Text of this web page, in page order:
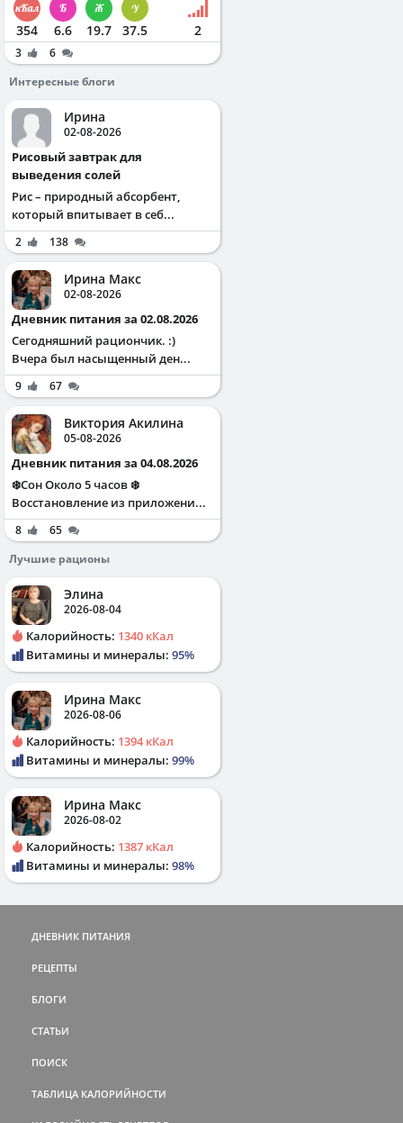
354 6.6 19.7 37.5 2
3
6
Интересные блоги
Ирина
02-08-2026
Рисовый завтрак для
выведения солей
Рис – природный абсорбент,
который впитывает в себ...
2 138
Ирина Макс
02-08-2026
Дневник питания за 02.08.2026
Сегодняшний рациончик. :)
Вчера был насыщенный ден...
9 67
Виктория Акилина
05-08-2026
Дневник питания за 04.08.2026
❄️Сон Около 5 часов ❄️
Восстановление из приложени...
8
65
Лучшие рационы
Элина
2026-08-04
Калорийность: 1340 кКал
Витамины и минералы: 95%
Ирина Макс
2026-08-06
Калорийность: 1394 кКал
Витамины и минералы: 99%
Ирина Макс
2026-08-02
Калорийность: 1387 кКал
Витамины и минералы: 98%
ДНЕВНИК ПИТАНИЯ
РЕЦЕПТЫ
БЛОГИ
СТАТЬИ
ПОИСК
ТАБЛИЦА КАЛОРИЙНОСТИ